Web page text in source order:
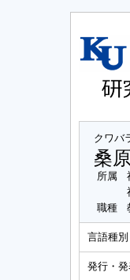
クワ
桑
所属
職種
言語種別
発行・発